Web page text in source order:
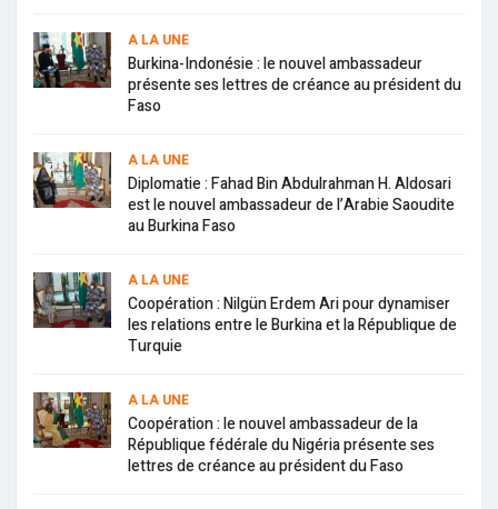
A LA UNE
Burkina-Indonésie : le nouvel ambassadeur
présente ses lettres de créance au président du
Faso
A LA UNE
Diplomatie : Fahad Bin Abdulrahman H. Aldosari
est le nouvel ambassadeur de l’Arabie Saoudite
au Burkina Faso
A LA UNE
Coopération : Nilgün Erdem Ari pour dynamiser
les relations entre le Burkina et la République de
Turquie
A LA UNE
Coopération : le nouvel ambassadeur de la
République fédérale du Nigéria présente ses
lettres de créance au président du Faso